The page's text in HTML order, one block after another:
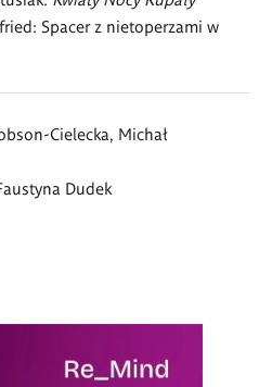
Spacer z nietoperzami w
Cielecka, Michał
Dudek